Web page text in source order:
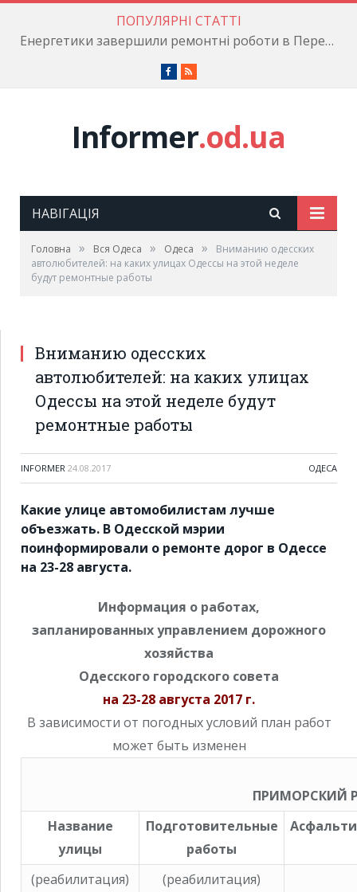
ПОПУЛЯРНІ СТАТТІ
Енергетики завершили ремонтні роботи в Пересипському районі
Facebook
RSS
Informer.od.ua
НАВІГАЦІЯ
Головна » Вся Одеса » Одеса »
Вниманию одесских
автолюбителей: на каких улицах Одессы на этой неделе
будут ремонтные работы
Вниманию одесских
автолюбителей: на каких улицах
Одессы на этой неделе будут
ремонтные работы
INFORMER 24.08.2017 ОДЕСА
Какие улице автомобилистам лучше
объезжать. В Одесской мэрии
поинформировали о ремонте дорог в Одессе
на 23-28 августа.
Информация о работах,
запланированных управлением дорожного
хозяйства
Одесского городского совета
на 23-28 августа 2017 г.
В зависимости от погодных условий план работ
может быть изменен
ПРИМОРСКИЙ
Название
улицы
Подготовительные
работы
(реабилитация)
(реабилитация)